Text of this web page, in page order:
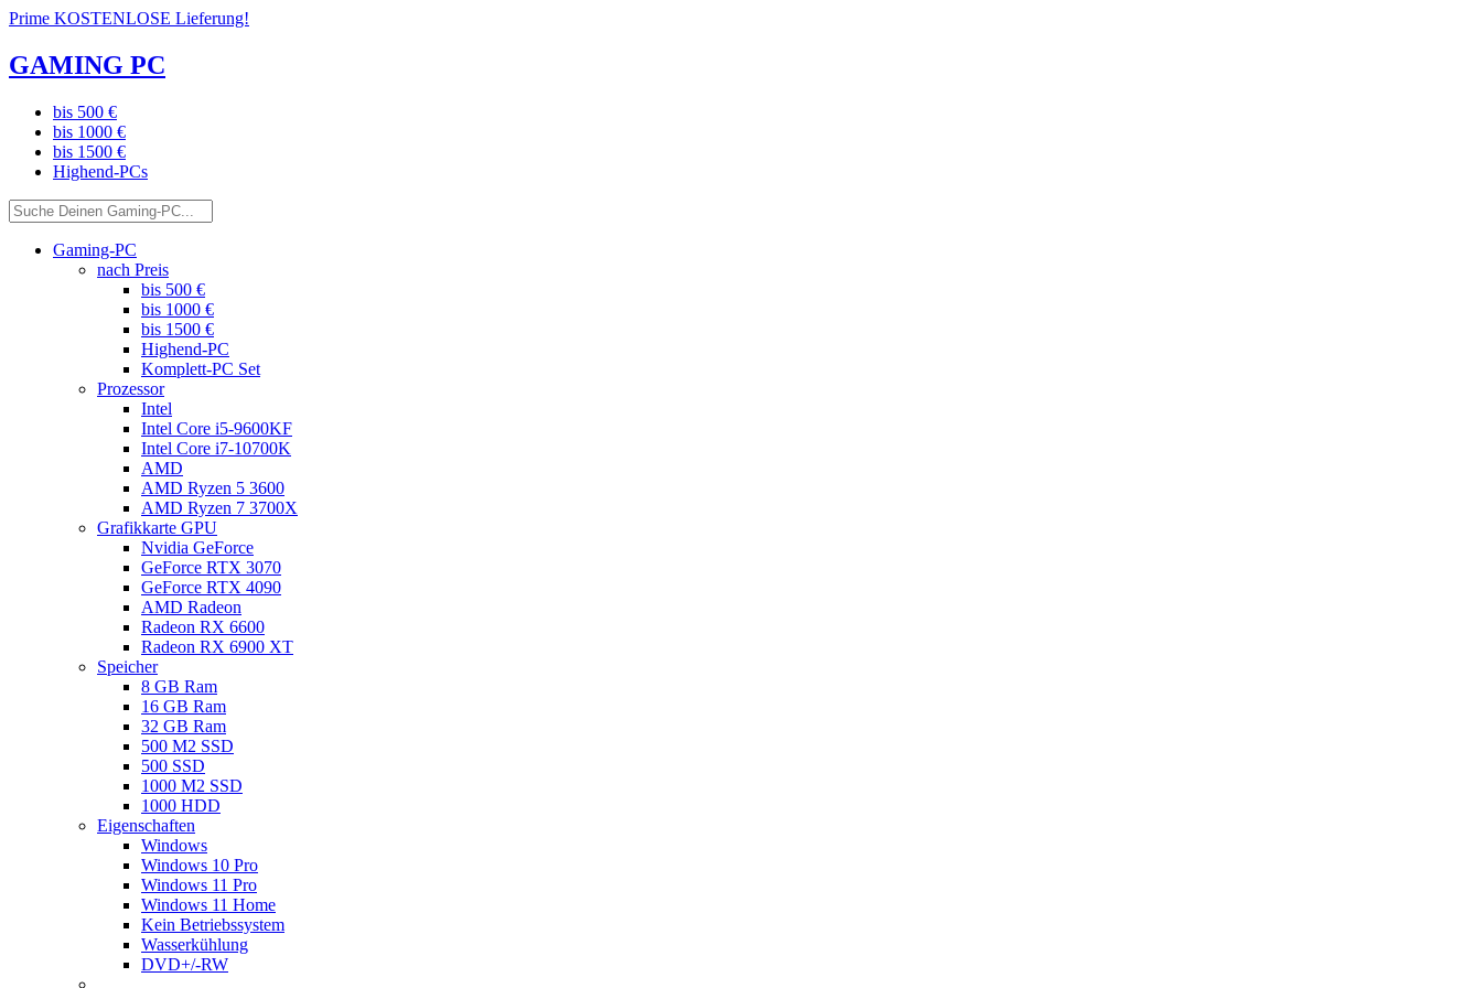
Prime KOSTENLOSE Lieferung!
GAMING PC
bis 500 €
bis 1000 €
bis 1500 €
Highend-PCs
Gaming-PC
nach Preis
bis 500 €
bis 1000 €
bis 1500 €
Highend-PC
Komplett-PC Set
Prozessor
Intel
Intel Core i5-9600KF
Intel Core i7-10700K
AMD
AMD Ryzen 5 3600
AMD Ryzen 7 3700X
Grafikkarte GPU
Nvidia GeForce
GeForce RTX 3070
GeForce RTX 4090
AMD Radeon
Radeon RX 6600
Radeon RX 6900 XT
Speicher
8 GB Ram
16 GB Ram
32 GB Ram
500 M2 SSD
500 SSD
1000 M2 SSD
1000 HDD
Eigenschaften
Windows
Windows 10 Pro
Windows 11 Pro
Windows 11 Home
Kein Betriebssystem
Wasserkühlung
DVD+/-RW